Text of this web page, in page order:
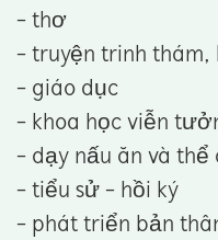
- thơ
- truyện trinh thám,
- giáo dục
- khoa học viễn
- dạy nấu ăn và thể
- tiểu sử - hồi ký
- phát triển bản